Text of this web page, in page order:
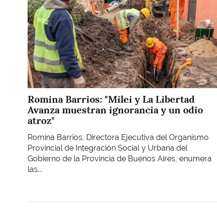
Romina Barrios: "Milei y La Libertad
Avanza muestran ignorancia y un odio
atroz"
Romina Barrios, Directora Ejecutiva del Organismo
Provincial de Integración Social y Urbana del
Gobierno de la Provincia de Buenos Aires, enumera
las...